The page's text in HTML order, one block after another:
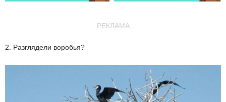
РЕКЛАМА
2. Разглядели воробья?